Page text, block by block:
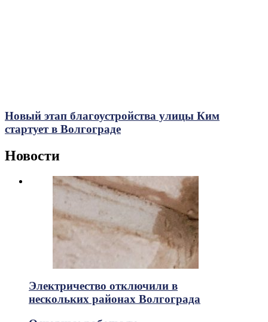
Новый этап благоустройства улицы Ким
стартует в Волгограде
Новости
Электричество отключили в
нескольких районах Волгограда